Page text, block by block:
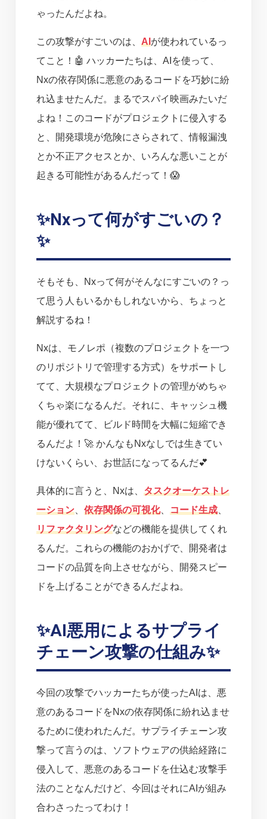
ゃったんだよね。
この攻撃がすごいのは、 AIが使われているっ
てこと！🤖 ハッカーたちは、AIを使って、
Nxの依存関係に悪意のあるコードを巧妙に紛
れ込ませたんだ。まるでスパイ映画みたいだ
よね！このコードがプロジェクトに侵入する
と、開発環境が危険にさらされて、情報漏洩
とか不正アクセスとか、いろんな悪いことが
起きる可能性があるんだって！😱
✨Nxって何がすごいの？
✨
そもそも、Nxって何がそんなにすごいの？っ
て思う人もいるかもしれないから、ちょっと
解説するね！
Nxは、モノレポ（複数のプロジェクトを一つ
のリポジトリで管理する方式）をサポートし
てて、大規模なプロジェクトの管理がめちゃ
くちゃ楽になるんだ。それに、キャッシュ機
能が優れてて、ビルド時間を大幅に短縮でき
るんだよ！🚀 かんなもNxなしでは生きてい
けないくらい、お世話になってるんだ💕
具体的に言うと、Nxは、 タスクオーケストレ
ーション
依存関係の可視化、 コード生成
リファクタリングなどの機能を提供してくれ
るんだ。これらの機能のおかげで、開発者は
コードの品質を向上させながら、開発スピー
ドを上げることができるんだよね。
✨AI悪用によるサプライ
チェーン攻撃の仕組み✨
今回の攻撃でハッカーたちが使ったAIは、悪
意のあるコードをNxの依存関係に紛れ込ませ
るために使われたんだ。サプライチェーン攻
撃って言うのは、ソフトウェアの供給経路に
侵入して、悪意のあるコードを仕込む攻撃手
法のことなんだけど、今回はそれにAIが組み
合わさったってわけ！